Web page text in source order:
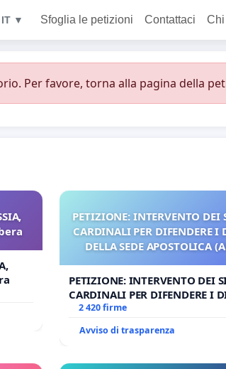
IT ▼ Sfoglia le petizioni Contattaci
Per favore, torna alla pagina della
PETIZIONE: INTERVENTO DEI
CARDINALI PER DIFENDERE I
DELLA SEDE APOSTOLICA
PETIZIONE: INTERVENTO DEI
CARDINALI PER DIFENDERE I
DELLA SEDE APOSTOLICA (ART.
2 420 firme
Avviso di trasparenza